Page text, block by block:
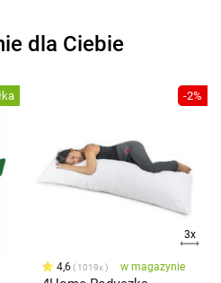
dla Ciebie
-2%
3x
4,6 1019x w magazynie